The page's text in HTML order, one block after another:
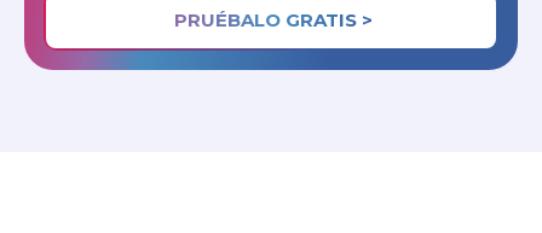
PRUÉBALO GRATIS >